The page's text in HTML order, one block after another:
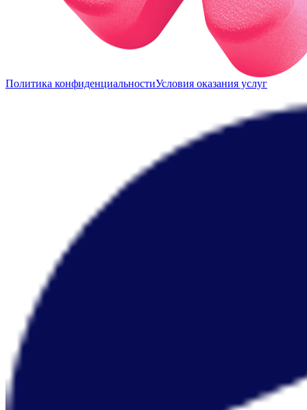
Политика конфиденциальностиУсловия оказания услуг